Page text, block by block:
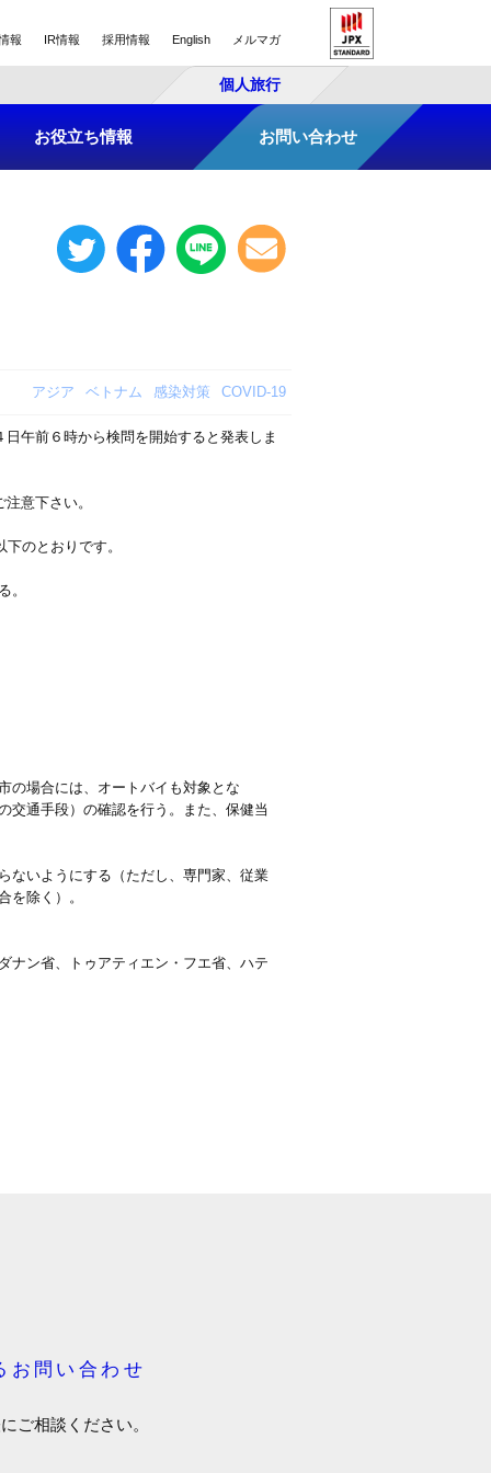
報 IR情報 採用情報 English メルマガ
個人旅行
お役立ち情報 お問い合わせ
アジア ベトナム 感染対策 COVID-19
午前６時から検問を開始すると発表しま
意下さい。
のとおりです。
。
の場合には、オートバイも対象とな
交通手段）の確認を行う。また、保健当
ないようにする（ただし、専門家、従業
を除く）。
ナン省、トゥアティエン・フエ省、ハテ
お問い合わせ
ご相談ください。